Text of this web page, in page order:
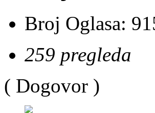
Broj Oglasa:
259 pregleda
( Dogovor )